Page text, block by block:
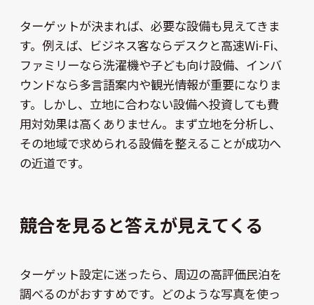
ターゲットが決まれば、必要な設備も見えてきま
す。例えば、ビジネス客ならデスクと高速Wi-Fi、
ファミリーなら洗濯機や子ども向け設備、インバ
ウンドなら多言語案内や観光情報が重要になりま
す。しかし、立地に合わない設備へ投資しても費
用対効果は高くありません。まず立地を分析し、
その地域で求められる設備を整えることが成功へ
の近道です。
競合を見ると答えが見えてくる
ターゲット設定に迷ったら、周辺の高評価民泊を
調べるのがおすすめです。どのような写真を使っ